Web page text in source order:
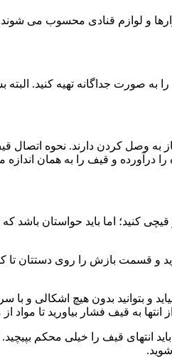
و لوازم قنادی محسوب می
جداگانه تهیه کنید. البته
به وصل کردن دارند. نحوه
درآورده و قیف را به همان
کنید؛ اما باید حواستان باشد
و قسمت بازش را روی دستتان تا
و بتوانید بدون هیچ اشکالی و
به قیف فشار بیاورید تا مواد از
قیف را خیلی محکم بپیچید.